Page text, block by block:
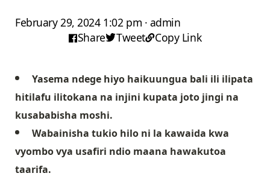
February 29, 2024 1:02 pm · admin
Share
Tweet Copy Link
Yasema ndege hiyo haikuungua bali ili ilipata
hitilafu ilitokana na injini kupata joto jingi na
kusababisha moshi.
Wabainisha tukio hilo ni la kawaida kwa
vyombo vya usafiri ndio maana hawakutoa
taarifa.